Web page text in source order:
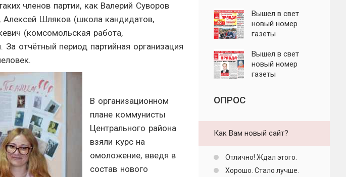
членов партии, как Валерий Суворов
Алексей Шляков (школа кандидатов,
(комсомольская работа,
За отчётный период партийная организация
В организационном
плане коммунисты
Центрального района
взяли курс на
омоложение, введя в
состав нового
правда"
Вышел в свет
новый номер
газеты
правда"
Вышел в свет
новый номер
газеты
ОПРОС
Как Вам новый сайт?
Отлично! Ждал этого.
Хорошо. Стало лучше.